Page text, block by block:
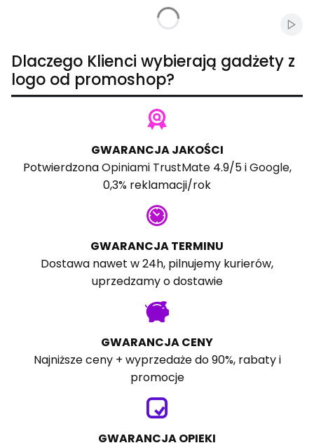
Dlaczego Klienci wybierają gadżety z
logo od promoshop?
GWARANCJA JAKOŚCI
PotwierdzonaOpiniami TrustMate4.9/5 iGoogle,
0,3% reklamacji/rok
GWARANCJA TERMINU
Dostawa nawet w 24h, pilnujemy kurierów,
uprzedzamy o dostawie
GWARANCJA CENY
Najniższe ceny + wyprzedaże do 90%, rabaty i
promocje
GWARANCJA OPIEKI